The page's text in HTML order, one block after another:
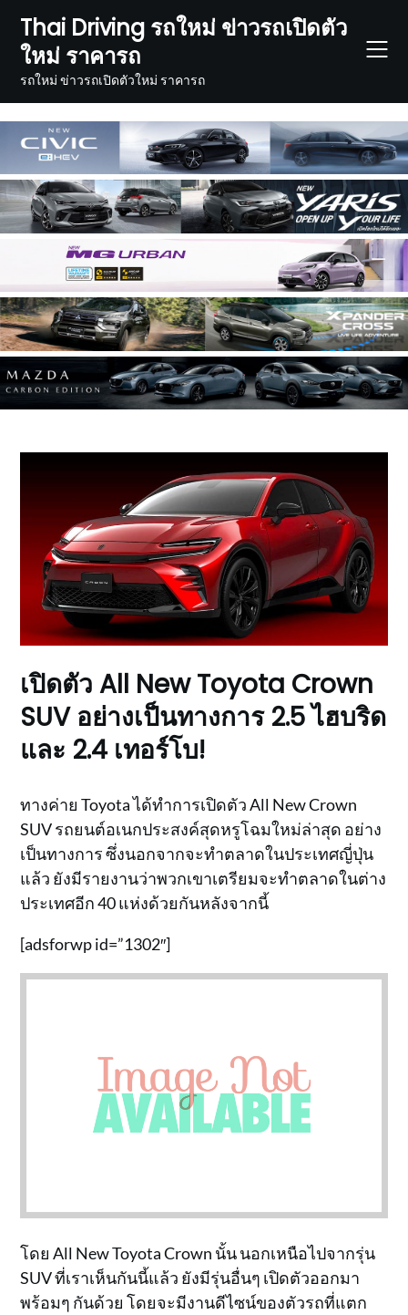
content
Thai Driving รถใหม่ ข่าวรถเปิดตัว
ใหม่ ราคารถ
รถใหม่ ข่าวรถเปิดตัวใหม่ ราคารถ
เปิดตัว All New Toyota Crown
SUV อย่างเป็นทางการ 2.5 ไฮบริด
และ 2.4 เทอร์โบ!
ทางค่าย Toyota ได้ทำการเปิดตัว All New Crown
SUV รถยนต์อเนกประสงค์สุดหรูโฉมใหม่ล่าสุด อย่าง
เป็นทางการ ซึ่งนอกจากจะทำตลาดในประเทศญี่ปุ่น
แล้ว ยังมีรายงานว่าพวกเขาเตรียมจะทำตลาดในต่าง
ประเทศอีก 40 แห่งด้วยกันหลังจากนี้
[adsforwp id=”1302″]
โดย All New Toyota Crown นั้น นอกเหนือไปจากรุ่น
SUV ที่เราเห็นกันนี้แล้ว ยังมีรุ่นอื่นๆ เปิดตัวออกมา
พร้อมๆ กันด้วย โดยจะมีงานดีไซน์ของตัวรถที่แตก